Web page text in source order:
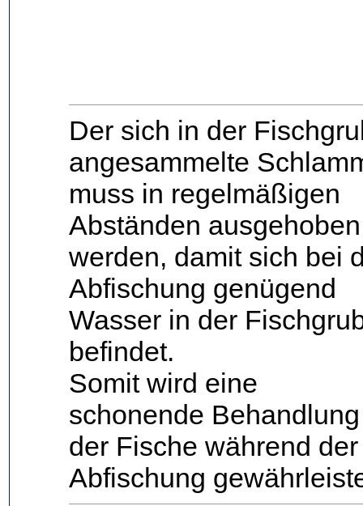
Der sich in der
angesammelte
muss in regelmäßigen
Abständen ausgehoben
werden, damit sich bei
Abfischung genügend
Wasser in der
befindet.
Somit wird eine
schonende Behandlung
der Fische während der
Abfischung